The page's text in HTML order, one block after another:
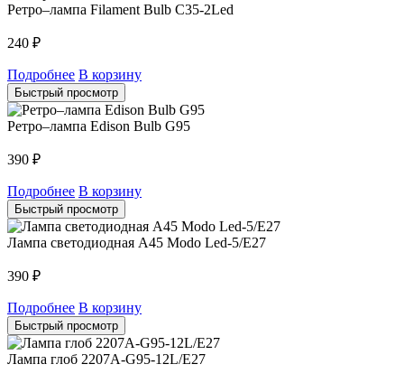
Ретро–лампа Filament Bulb C35-2Led
240 ₽
Подробнее В корзину
Быстрый просмотр
Ретро–лампа Edison Bulb G95
390 ₽
Подробнее В корзину
Быстрый просмотр
Лампа светодиодная А45 Modo Led-5/E27
390 ₽
Подробнее В корзину
Быстрый просмотр
Лампа глоб 2207A-G95-12L/E27